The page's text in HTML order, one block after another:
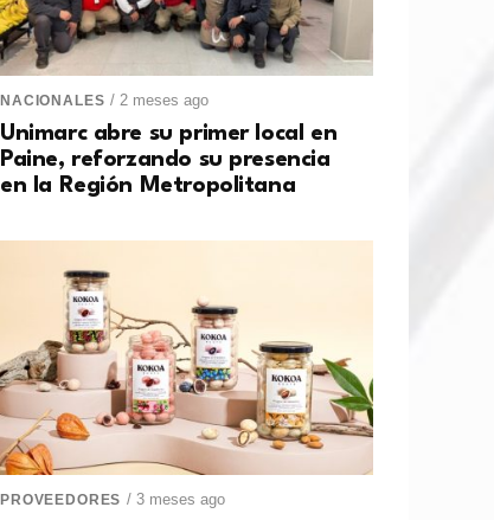
NACIONALES / 2 meses ago
Unimarc abre su primer local en
Paine, reforzando su presencia
en la Región Metropolitana
PROVEEDORES / 3 meses ago